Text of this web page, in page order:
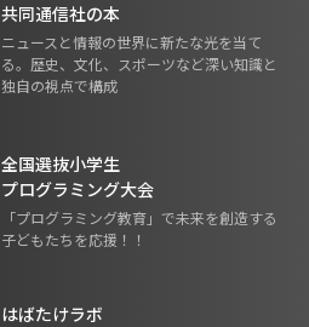
共同通信社の本
ニュースと情報の世界に新たな光を当て
る。歴史、文化、スポーツなど深い知識と
独自の視点で構成
全国選抜小学生
プログラミング大会
「プログラミング教育」で未来を創造する
子どもたちを応援！！
はばたけラボ